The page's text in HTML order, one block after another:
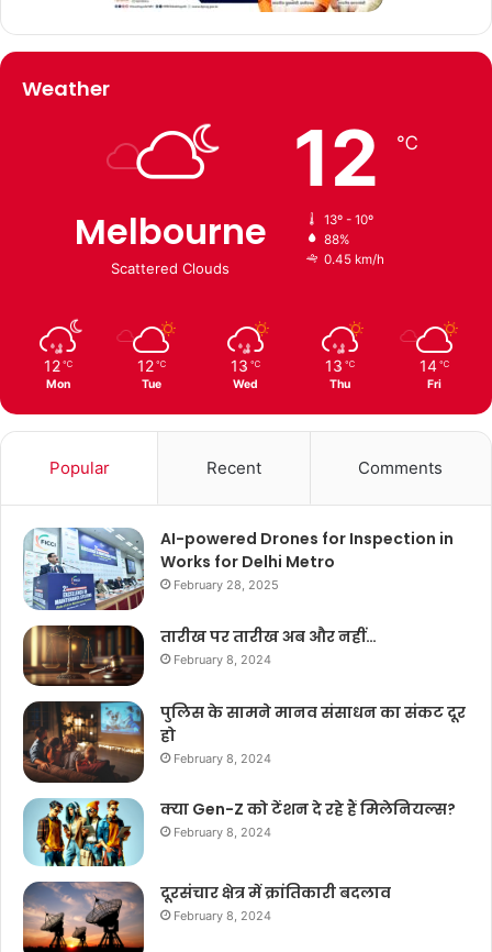
Weather
Melbourne
Scattered Clouds
12 ℃
13º - 10º
88%
0.45 km/h
12 ℃
Mon
12 ℃
Tue
13 ℃
Wed
13 ℃
Thu
14 ℃
Fri
Popular Recent Comments
AI-powered Drones for Inspection in
Works for Delhi Metro
February 28, 2025
तारीख पर तारीख अब और नहीं…
February 8, 2024
पुलिस के सामने मानव संसाधन का संकट दूर
हो
February 8, 2024
क्या Gen-Z को टेंशन दे रहे हैं मिलेनियल्स?
February 8, 2024
दूरसंचार क्षेत्र में क्रांतिकारी बदलाव
February 8, 2024